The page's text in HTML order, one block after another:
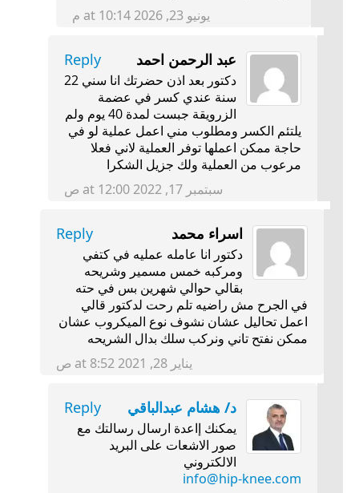
يونيو 23, 2026 at 10:14 م
عبد الرحمن احمد Reply
دكتور بعد اذن حضرتك انا سني 22
سنة عندي كسر في عضمة
الزرويقة جبست لمدة 40 يوم ولم
يلتئم الكسر ومطلوب مني اعمل عملية لو في
حاجة ممكن اعملها توفر العملية لاني فعلا
مرعوب من العملية ولك جزيل الشكرا
سبتمبر 17, 2022 at 12:00 ص
اسراء محمد Reply
دكتور انا عامله عمليه في كتفي
ومركبه خمس مسمير وشريحه
بقالي حوالي شهرين بس في حته
في الجرح مش راضيه تلم رحت لدكتور قالي
اعمل تحاليل عشان نشوف نوع الميكروب عشان
ممكن نفتح تاني ونركب سلك بدال الشريحه
يناير 28, 2021 at 8:52 ص
د/ هشام عبدالباقي Reply
يمكنك إاعدة ارسال رسالتك مع
صور الاشعات على البريد
الالكتروني
info@hip-knee.com